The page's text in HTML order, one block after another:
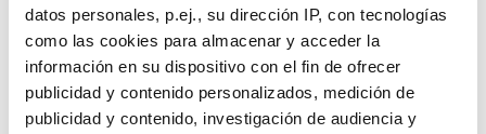
datos personales, p.ej., su dirección IP, con tecnologías
como las cookies para almacenar y acceder la
información en su dispositivo con el fin de ofrecer
publicidad y contenido personalizados, medición de
publicidad y contenido, investigación de audiencia y
Lo sentimos, no sabemos como
te hemos traido hasta aquí.